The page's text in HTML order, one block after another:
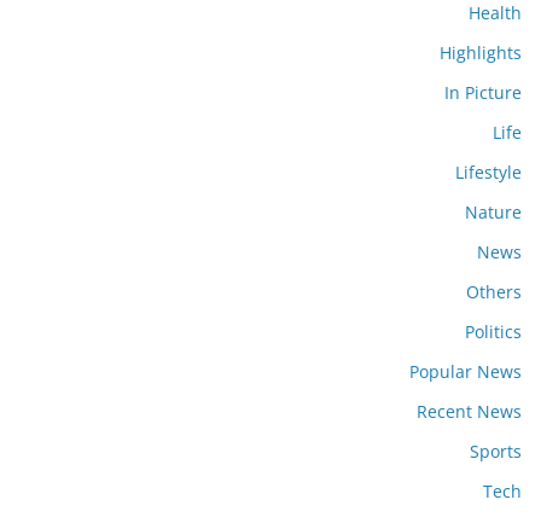
Health
Highlights
In Picture
Life
Lifestyle
Nature
News
Others
Politics
Popular News
Recent News
Sports
Tech